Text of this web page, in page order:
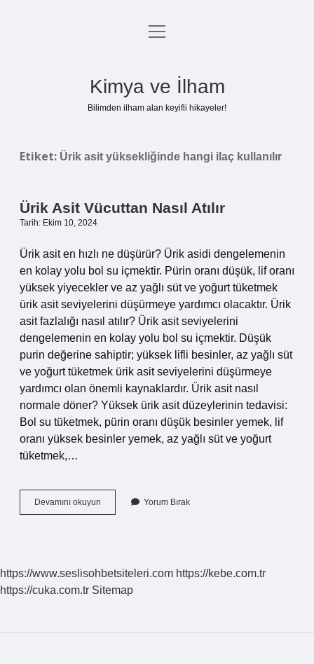
Anasayfa
menüyü
Kimya ve İlham
Bilimden ilham alan keyifli hikayeler!
Etiket: Ürik asit yüksekliğinde hangi ilaç kullanılır
Ürik Asit Vücuttan Nasıl Atılır
Tarih: Ekim 10, 2024
Ürik asit en hızlı ne düşürür? Ürik asidi dengelemenin
en kolay yolu bol su içmektir. Pürin oranı düşük, lif oranı
yüksek yiyecekler ve az yağlı süt ve yoğurt tüketmek
ürik asit seviyelerini düşürmeye yardımcı olacaktır. Ürik
asit fazlalığı nasıl atılır? Ürik asit seviyelerini
dengelemenin en kolay yolu bol su içmektir. Düşük
purin değerine sahiptir; yüksek lifli besinler, az yağlı süt
ve yoğurt tüketmek ürik asit seviyelerini düşürmeye
yardımcı olan önemli kaynaklardır. Ürik asit nasıl
normale döner? Yüksek ürik asit düzeylerinin tedavisi:
Bol su tüketmek, pürin oranı düşük besinler yemek, lif
oranı yüksek besinler yemek, az yağlı süt ve yoğurt
tüketmek,…
Devamını okuyun
Asit
Yorum Bırak
https://www.seslisohbetsiteleri.com https://kebe.com.tr
https://cuka.com.tr Sitemap